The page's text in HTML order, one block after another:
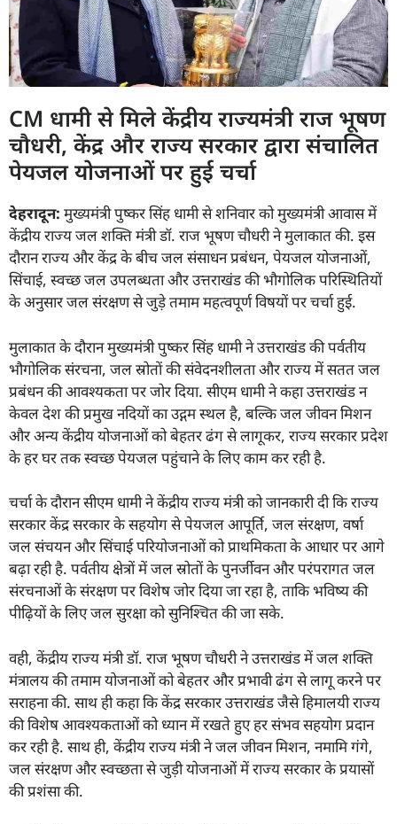
CM धामी से मिले केंद्रीय राज्यमंत्री राज भूषण
चौधरी, केंद्र और राज्य सरकार द्वारा संचालित
पेयजल योजनाओं पर हुई चर्चा
देहरादून: मुख्यमंत्री पुष्कर सिंह धामी से शनिवार को मुख्यमंत्री आवास में
केंद्रीय राज्य जल शक्ति मंत्री डॉ. राज भूषण चौधरी ने मुलाकात की. इस
दौरान राज्य और केंद्र के बीच जल संसाधन प्रबंधन, पेयजल योजनाओं,
सिंचाई, स्वच्छ जल उपलब्धता और उत्तराखंड की भौगोलिक परिस्थितियों
के अनुसार जल संरक्षण से जुड़े तमाम महत्वपूर्ण विषयों पर चर्चा हुई.
मुलाकात के दौरान मुख्यमंत्री पुष्कर सिंह धामी ने उत्तराखंड की पर्वतीय
भौगोलिक संरचना, जल स्रोतों की संवेदनशीलता और राज्य में सतत जल
प्रबंधन की आवश्यकता पर जोर दिया. सीएम धामी ने कहा उत्तराखंड न
केवल देश की प्रमुख नदियों का उद्गम स्थल है, बल्कि जल जीवन मिशन
और अन्य केंद्रीय योजनाओं को बेहतर ढंग से लागूकर, राज्य सरकार प्रदेश
के हर घर तक स्वच्छ पेयजल पहुंचाने के लिए काम कर रही है.
चर्चा के दौरान सीएम धामी ने केंद्रीय राज्य मंत्री को जानकारी दी कि राज्य
सरकार केंद्र सरकार के सहयोग से पेयजल आपूर्ति, जल संरक्षण, वर्षा
जल संचयन और सिंचाई परियोजनाओं को प्राथमिकता के आधार पर आगे
बढ़ा रही है. पर्वतीय क्षेत्रों में जल स्रोतों के पुनर्जीवन और परंपरागत जल
संरचनाओं के संरक्षण पर विशेष जोर दिया जा रहा है, ताकि भविष्य की
पीढ़ियों के लिए जल सुरक्षा को सुनिश्चित की जा सके.
वही, केंद्रीय राज्य मंत्री डॉ. राज भूषण चौधरी ने उत्तराखंड में जल शक्ति
मंत्रालय की तमाम योजनाओं को बेहतर और प्रभावी ढंग से लागू करने पर
सराहना की. साथ ही कहा कि केंद्र सरकार उत्तराखंड जैसे हिमालयी राज्य
की विशेष आवश्यकताओं को ध्यान में रखते हुए हर संभव सहयोग प्रदान
कर रही है. साथ ही, केंद्रीय राज्य मंत्री ने जल जीवन मिशन, नमामि गंगे,
जल संरक्षण और स्वच्छता से जुड़ी योजनाओं में राज्य सरकार के प्रयासों
की प्रशंसा की.